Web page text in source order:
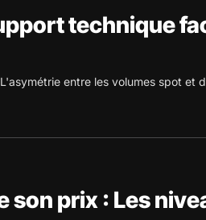
technique
entre les volumes spot et
son prix : Les